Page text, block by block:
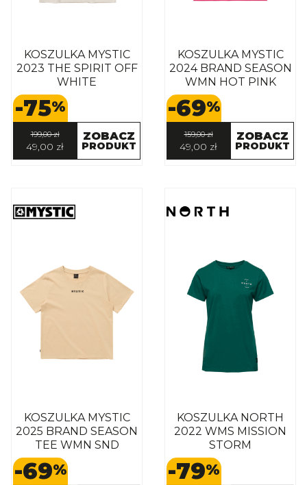
KOSZULKA MYSTIC
2023 THE SPIRIT OFF
WHITE
-75%
199,00 zł
49,00 zł
ZOBACZ
PRODUKT
KOSZULKA MYSTIC
2024 BRAND SEASON
WMN HOT PINK
-69%
159,00 zł
49,00 zł
ZOBACZ
PRODUKT
KOSZULKA MYSTIC
2025 BRAND SEASON
TEE WMN SND
-69%
KOSZULKA NORTH
2022 WMS MISSION
STORM
-79%